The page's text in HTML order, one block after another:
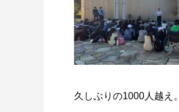
久しぶりの1000人越え。